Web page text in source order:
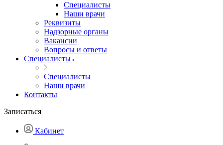
Специалисты
Наши врачи
Реквизиты
Надзорные органы
Вакансии
Вопросы и ответы
Специалисты
Специалисты
Наши врачи
Контакты
Записаться
Кабинет